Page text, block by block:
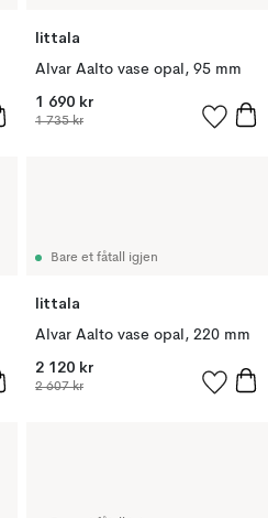
Iittala
Alvar Aalto vase opal, 95 mm
1 690 kr
1 735 kr
Bare et fåtall igjen
Iittala
Alvar Aalto vase opal, 220 mm
2 120 kr
2 607 kr